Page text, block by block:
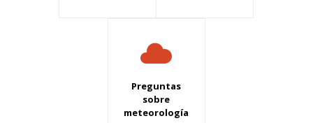
Preguntas
sobre
meteorología